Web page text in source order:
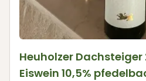
Heuholzer Dachsteiger
Eiswein 10,5%